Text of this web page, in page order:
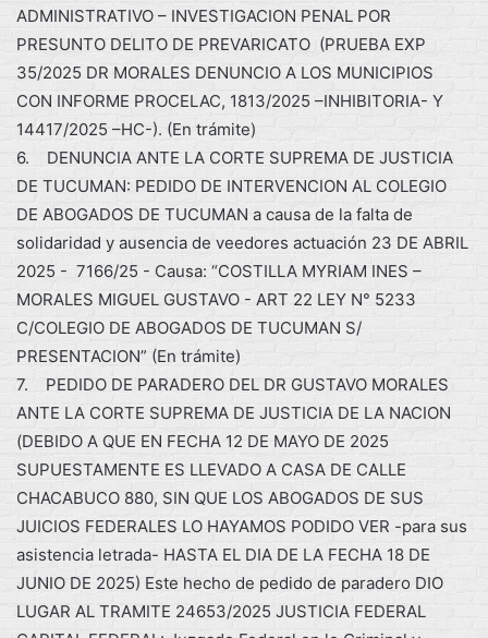
ADMINISTRATIVO – INVESTIGACION PENAL POR
PRESUNTO DELITO DE PREVARICATO (PRUEBA EXP
35/2025 DR MORALES DENUNCIO A LOS MUNICIPIOS
CON INFORME PROCELAC, 1813/2025 –INHIBITORIA- Y
14417/2025 –HC-). (En trámite)
6. DENUNCIA ANTE LA CORTE SUPREMA DE JUSTICIA
DE TUCUMAN: PEDIDO DE INTERVENCION AL COLEGIO
DE ABOGADOS DE TUCUMAN a causa de la falta de
solidaridad y ausencia de veedores actuación 23 DE ABRIL
2025 - 7166/25 - Causa: “COSTILLA MYRIAM INES –
MORALES MIGUEL GUSTAVO - ART 22 LEY N° 5233
C/COLEGIO DE ABOGADOS DE TUCUMAN S/
PRESENTACION” (En trámite)
7. PEDIDO DE PARADERO DEL DR GUSTAVO MORALES
ANTE LA CORTE SUPREMA DE JUSTICIA DE LA NACION
(DEBIDO A QUE EN FECHA 12 DE MAYO DE 2025
SUPUESTAMENTE ES LLEVADO A CASA DE CALLE
CHACABUCO 880, SIN QUE LOS ABOGADOS DE SUS
JUICIOS FEDERALES LO HAYAMOS PODIDO VER -para sus
asistencia letrada- HASTA EL DIA DE LA FECHA 18 DE
JUNIO DE 2025) Este hecho de pedido de paradero DIO
LUGAR AL TRAMITE 24653/2025 JUSTICIA FEDERAL